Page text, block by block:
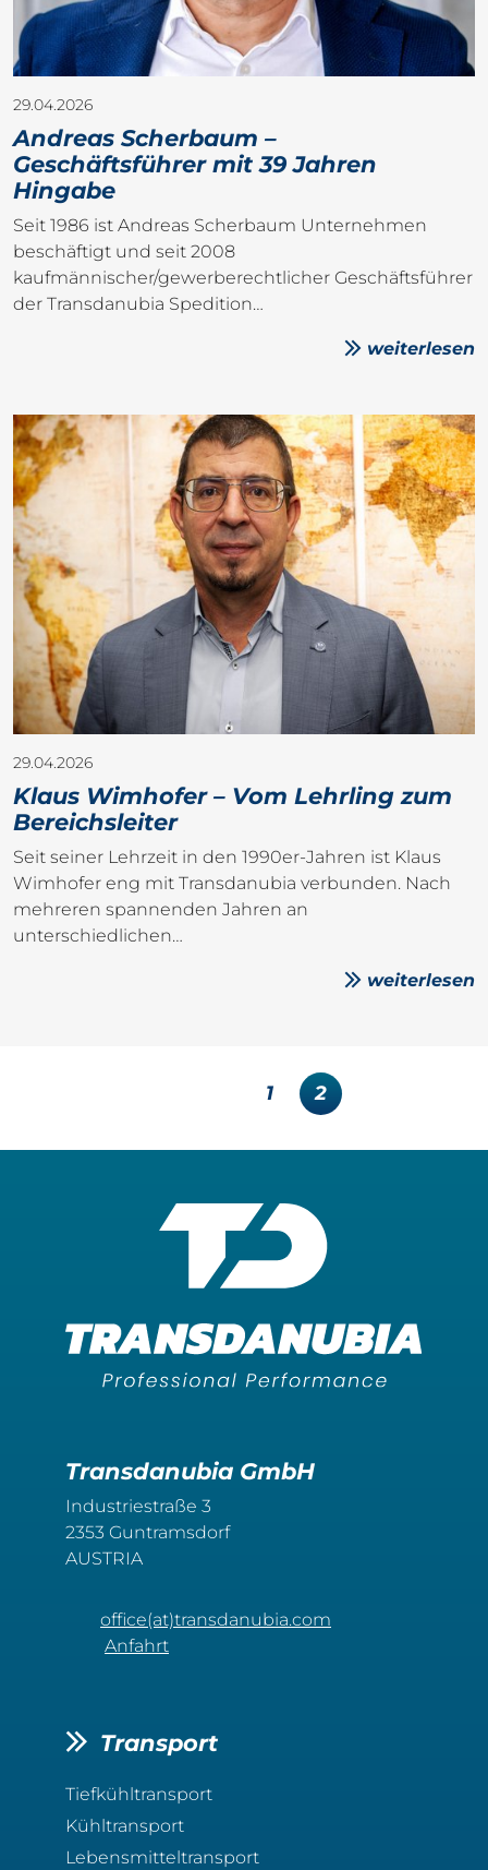
29.04.2026
Andreas Scherbaum –
Geschäftsführer mit 39 Jahren
Hingabe
Seit 1986 ist Andreas Scherbaum Unternehmen
beschäftigt und seit 2008
kaufmännischer/gewerberechtlicher Geschäftsführer
der Transdanubia Spedition…
weiterlesen
29.04.2026
Klaus Wimhofer – Vom Lehrling zum
Bereichsleiter
Seit seiner Lehrzeit in den 1990er-Jahren ist Klaus
Wimhofer eng mit Transdanubia verbunden. Nach
mehreren spannenden Jahren an
unterschiedlichen…
weiterlesen
1 2
Transdanubia GmbH
Industriestraße 3
2353 Guntramsdorf
AUSTRIA
office(at)transdanubia.com
Anfahrt
Transport
Tiefkühltransport
Kühltransport
Lebensmitteltransport